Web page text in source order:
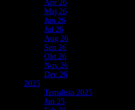
Apr 26
Maj 26
Jun 26
Jul 26
Aug 26
Sep 26
Okt 26
Nov 26
Dec 26
2025
Temalista 2025
Jan 25